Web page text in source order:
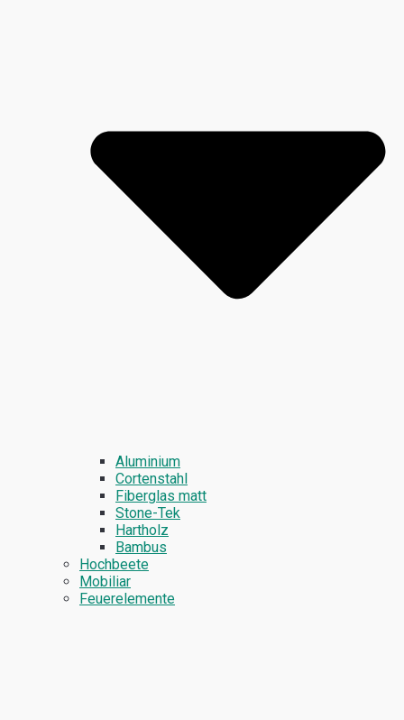
Aluminium
Cortenstahl
Fiberglas matt
Stone-Tek
Hartholz
Bambus
Hochbeete
Mobiliar
Feuerelemente